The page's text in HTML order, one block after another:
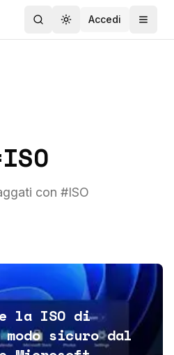
Toggle theme
Accedi
ISO
con #ISO
la ISO di
modo sicuro dal